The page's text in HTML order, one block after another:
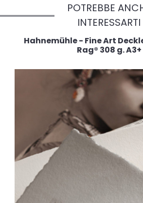
POTREBBE
INTERESSARTI
Hahnemühle - Fine Art
Rag® 308 g. A3+